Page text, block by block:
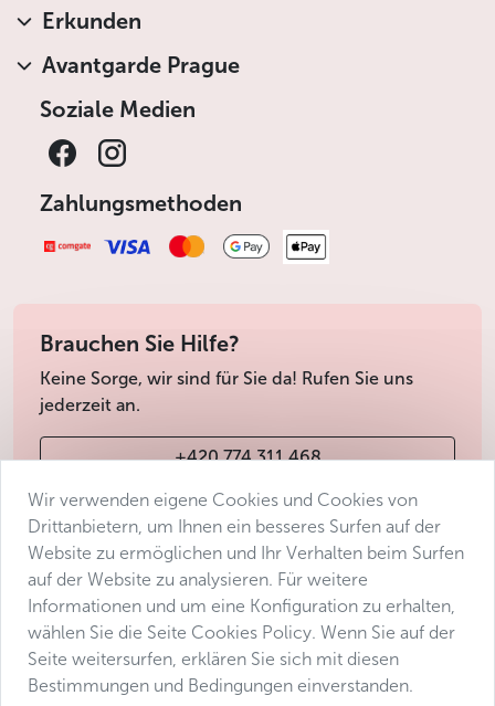
Erkunden
Avantgarde Prague
Soziale Medien
Zahlungsmethoden
Brauchen Sie Hilfe?
Keine Sorge, wir sind für Sie da! Rufen Sie uns
jederzeit an.
+420 774 311 468
info@avantgarde-prague.cz
Geschäftsbedingungen
Datenschutz
Barrierefreiheitserklärung
Manage consent
Wir verwenden eigene Cookies und Cookies von
Drittanbietern, um Ihnen ein besseres Surfen auf der
Website zu ermöglichen und Ihr Verhalten beim Surfen
auf der Website zu analysieren. Für weitere
Informationen und um eine Konfiguration zu erhalten,
wählen Sie die Seite Cookies Policy. Wenn Sie auf der
Seite weitersurfen, erklären Sie sich mit diesen
Bestimmungen und Bedingungen einverstanden.